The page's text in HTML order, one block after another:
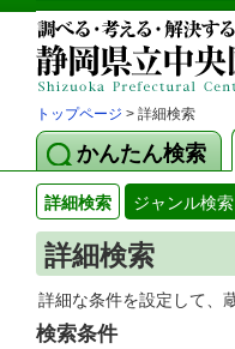
トップページ > 詳細検索
かんたん検索
詳細検索 ジャンル検索
詳細検索
詳細な条件を設定して、
検索条件